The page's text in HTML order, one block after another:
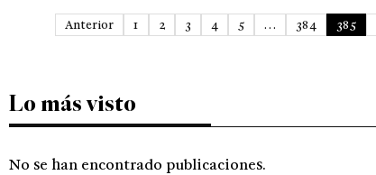
Anterior 1 2 3 4 5 … 384 385
Lo más visto
No se han encontrado publicaciones.